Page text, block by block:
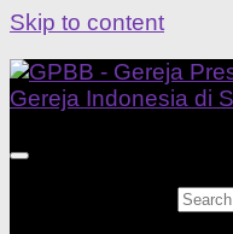
Skip to content